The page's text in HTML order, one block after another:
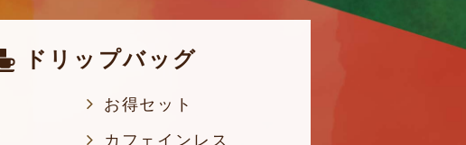
ドリップバッグ
お得セット
カフェインレス